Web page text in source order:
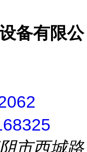
备有限公
市西城路